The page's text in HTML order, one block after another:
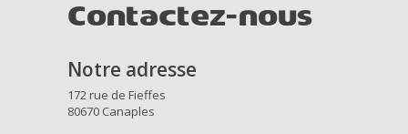
Contactez-nous
Notre adresse
172 rue de Fieffes
80670 Canaples